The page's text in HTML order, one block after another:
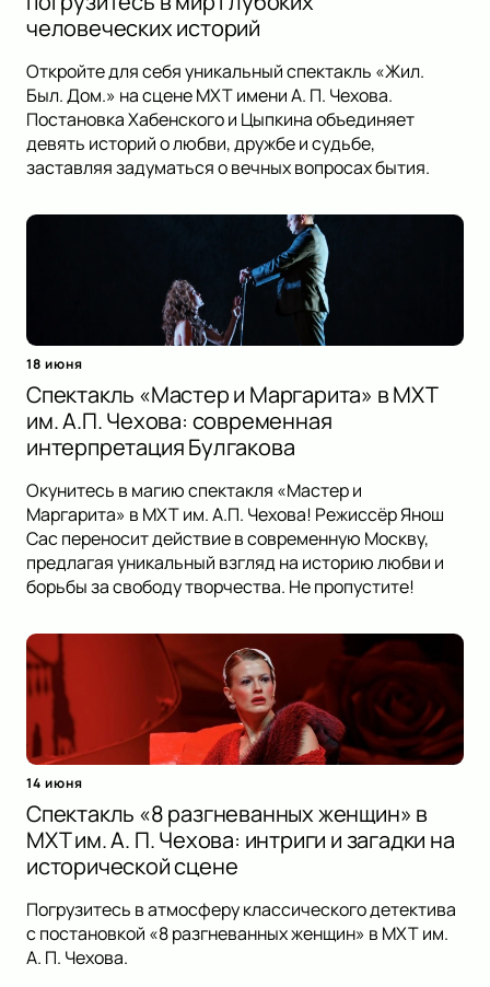
человеческих историй
Откройте для себя уникальный спектакль «Жил.
Был. Дом.» на сцене МХТ имени А. П. Чехова.
Постановка Хабенского и Цыпкина объединяет
девять историй о любви, дружбе и судьбе,
заставляя задуматься о вечных вопросах бытия.
18 июня
Спектакль «Мастер и Маргарита» в МХТ
им. А.П. Чехова: современная
интерпретация Булгакова
Окунитесь в магию спектакля «Мастер и
Маргарита» в МХТ им. А.П. Чехова! Режиссёр Янош
Сас переносит действие в современную Москву,
предлагая уникальный взгляд на историю любви и
борьбы за свободу творчества. Не пропустите!
14 июня
Спектакль «8 разгневанных женщин» в
МХТ им. А. П. Чехова: интриги и загадки на
исторической сцене
Погрузитесь в атмосферу классического детектива
с постановкой «8 разгневанных женщин» в МХТ им.
А. П. Чехова.